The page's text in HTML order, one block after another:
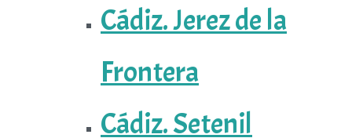
Cádiz. Jerez de la
Frontera
Cádiz. Setenil